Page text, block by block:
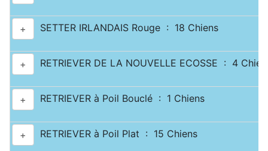
+ SETTER IRLANDAIS Rouge : 18 Chiens
+ RETRIEVER DE LA NOUVELLE ECOSSE : 4
+ RETRIEVER à Poil Bouclé : 1 Chiens
+ RETRIEVER à Poil Plat : 15 Chiens